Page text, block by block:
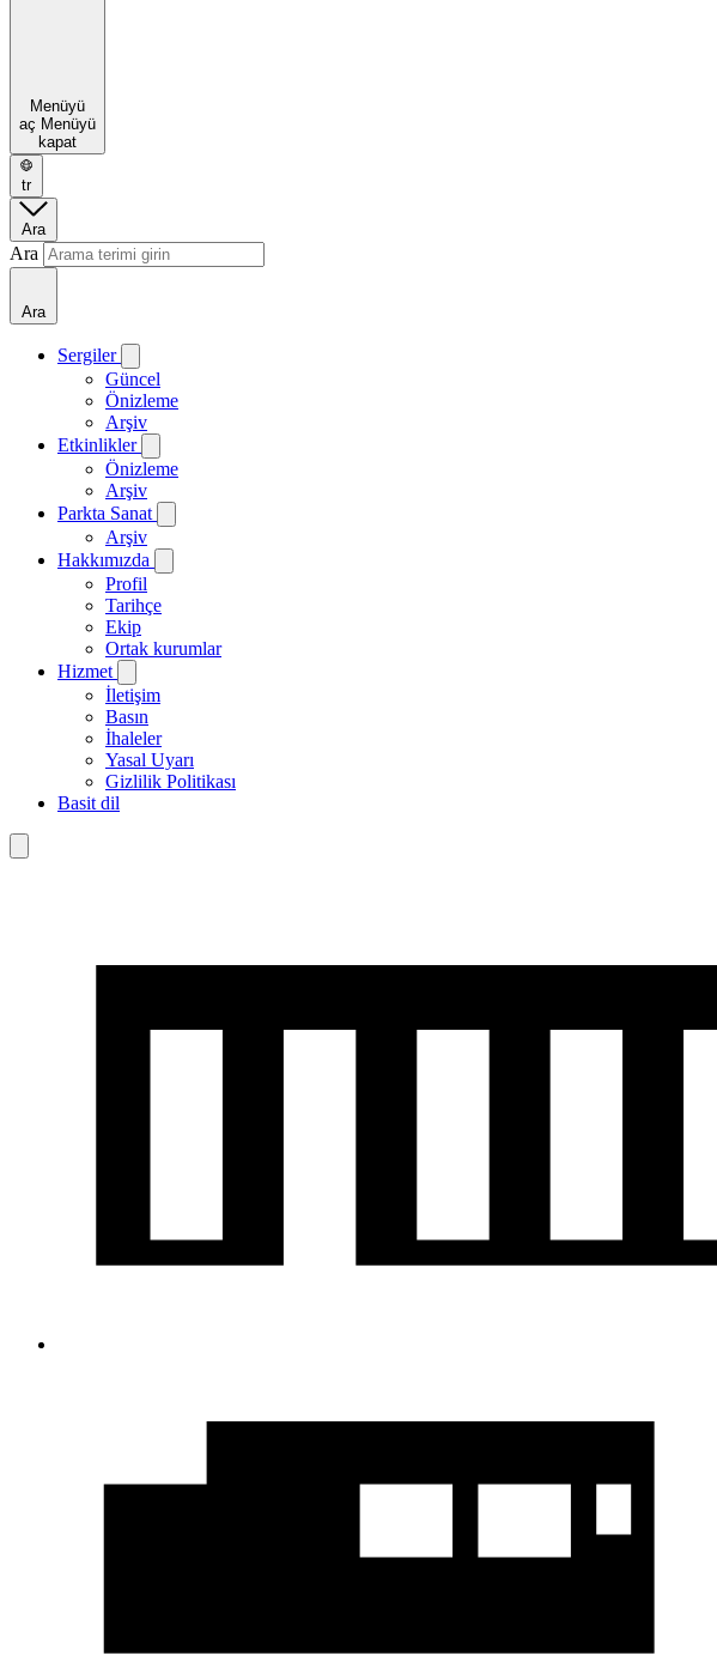
Menüyü
aç Menüyü
kapat
tr
Ara
Ara
Ara
Sergiler
Güncel
Önizleme
Arşiv
Etkinlikler
Önizleme
Arşiv
Parkta Sanat
Arşiv
Hakkımızda
Profil
Tarihçe
Ekip
Ortak kurumlar
Hizmet
İletişim
Basın
İhaleler
Yasal Uyarı
Gizlilik Politikası
Basit dil